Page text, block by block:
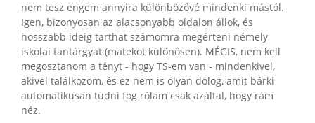
nem tesz engem annyira különbözővé mindenki mástól.
Igen, bizonyosan az alacsonyabb oldalon állok, és
hosszabb ideig tarthat számomra megérteni némely
iskolai tantárgyat (matekot különösen). MÉGIS, nem kell
megosztanom a tényt - hogy TS-em van - mindenkivel,
akivel találkozom, és ez nem is olyan dolog, amit bárki
automatikusan tudni fog rólam csak azáltal, hogy rám
néz.